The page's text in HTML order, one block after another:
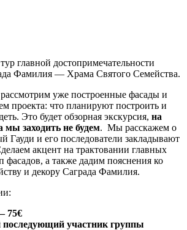
главной достопримечательности
Фамилия — Храма Святого Семейства.
уже построенные фасады и
проекта: что планируют построить и
Это будет обзорная экскурсия, на
заходить не будем. Мы расскажем о
Гауди и его последователи закладывают
акцент на трактовании главных
фасадов, а также дадим пояснения ко
и декору Саграда Фамилия.
75€
участник группы